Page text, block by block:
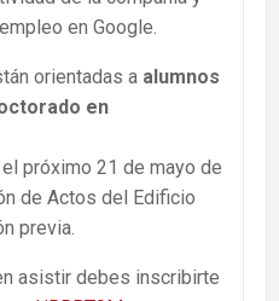
en Google.
orientadas a alumnos
en
próximo 21 de mayo de
de Actos del Edificio
previa.
asistir debes inscribirte